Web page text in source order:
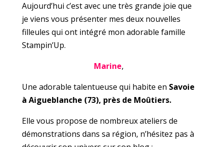
Aujourd’hui c’est avec une très grande joie que
je viens vous présenter mes deux nouvelles
filleules qui ont intégré mon adorable famille
Stampin’Up.
Marine,
Une adorable talentueuse qui habite en Savoie
à Aigueblanche (73), près de Moûtiers.
Elle vous propose de nombreux ateliers de
démonstrations dans sa région, n’hésitez pas à